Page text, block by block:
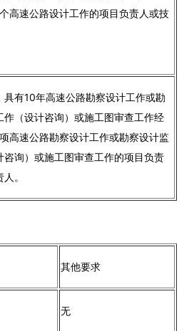
高速公路设计工作的项目负责人或技
具有10年高速公路勘察设计工作或勘
作（设计咨询）或施工图审查工作经
高速公路勘察设计工作或勘察设计监
咨询）或施工图审查工作的项目负责
。
其他要求
无